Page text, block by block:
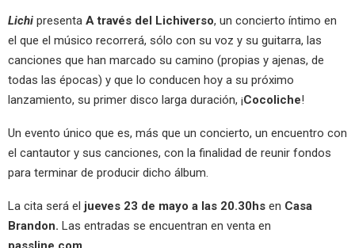
Lichi presenta A través del Lichiverso, un concierto íntimo en
el que el músico recorrerá, sólo con su voz y su guitarra, las
canciones que han marcado su camino (propias y ajenas, de
todas las épocas) y que lo conducen hoy a su próximo
lanzamiento, su primer disco larga duración, ¡Cocoliche!
Un evento único que es, más que un concierto, un encuentro con
el cantautor y sus canciones, con la finalidad de reunir fondos
para terminar de producir dicho álbum.
La cita será el jueves 23 de mayo a las 20.30hs en Casa
Brandon. Las entradas se encuentran en venta en